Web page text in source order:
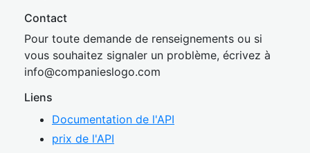
Contact
Pour toute demande de renseignements ou si
vous souhaitez signaler un problème, écrivez à
info@companieslogo.com
Liens
Documentation de l'API
prix de l'API